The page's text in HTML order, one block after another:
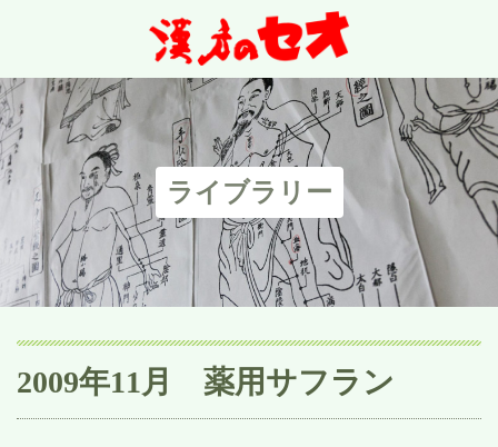
ライブラリー
2009年11月 薬用サフラン